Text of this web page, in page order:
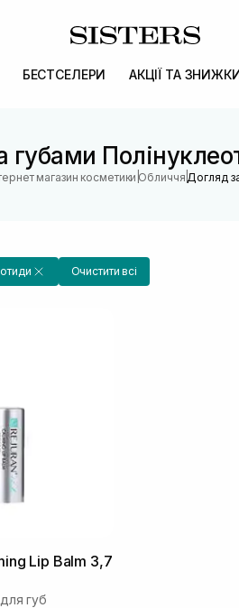
БЕСТСЕЛЕРИ АКЦІЇ ТА
губами
магазин косметики |Обличчя |Догляд
Очистити всі
Lip Balm 3,7
губ